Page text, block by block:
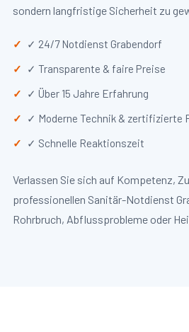
sondern langfristige Sicherheit zu
✓ 24/7 Notdienst Grabendorf
✓ Transparente & faire Preise
✓ Über 15 Jahre Erfahrung
✓ Moderne Technik & zertifizierte
✓ Schnelle Reaktionszeit
Verlassen Sie sich auf Kompetenz,
professionellen Sanitär-Notdienst
Rohrbruch, Abflussprobleme oder